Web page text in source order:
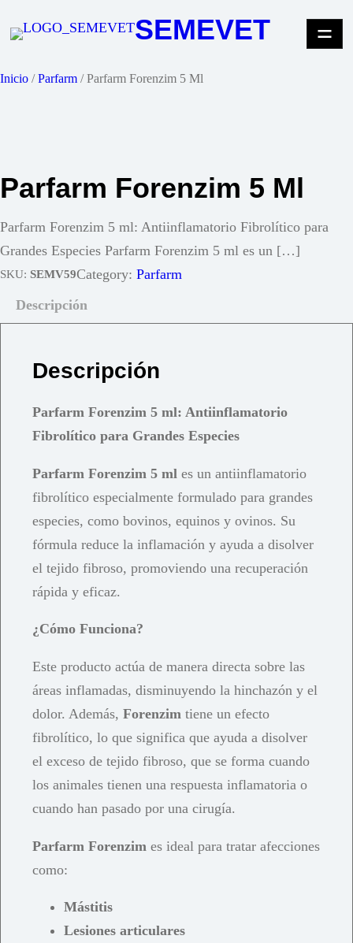
SEMEVET
Inicio /Parfarm / Parfarm Forenzim 5 Ml
Parfarm Forenzim 5 Ml
Parfarm Forenzim 5 ml: Antiinflamatorio Fibrolítico para
Grandes Especies Parfarm Forenzim 5 ml es un […]
SKU: SEMV59Category: Parfarm
Descripción
Descripción
Parfarm Forenzim 5 ml: Antiinflamatorio
Fibrolítico para Grandes Especies
Parfarm Forenzim 5 ml es un antiinflamatorio
fibrolítico especialmente formulado para grandes
especies, como bovinos, equinos y ovinos. Su
fórmula reduce la inflamación y ayuda a disolver
el tejido fibroso, promoviendo una recuperación
rápida y eficaz.
¿Cómo Funciona?
Este producto actúa de manera directa sobre las
áreas inflamadas, disminuyendo la hinchazón y el
dolor. Además, Forenzim tiene un efecto
fibrolítico, lo que significa que ayuda a disolver
el exceso de tejido fibroso, que se forma cuando
los animales tienen una respuesta inflamatoria o
cuando han pasado por una cirugía.
Parfarm Forenzim es ideal para tratar afecciones
como:
Mástitis
Lesiones articulares